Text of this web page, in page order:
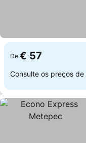
De € 57
Consulte os preços de